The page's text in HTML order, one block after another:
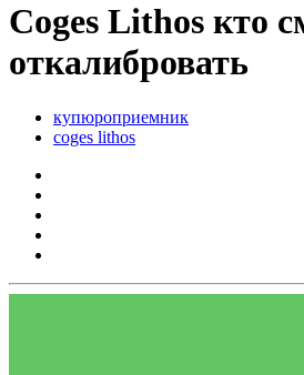
Coges Lithos кто
откалибровать
купюроприемник
coges lithos